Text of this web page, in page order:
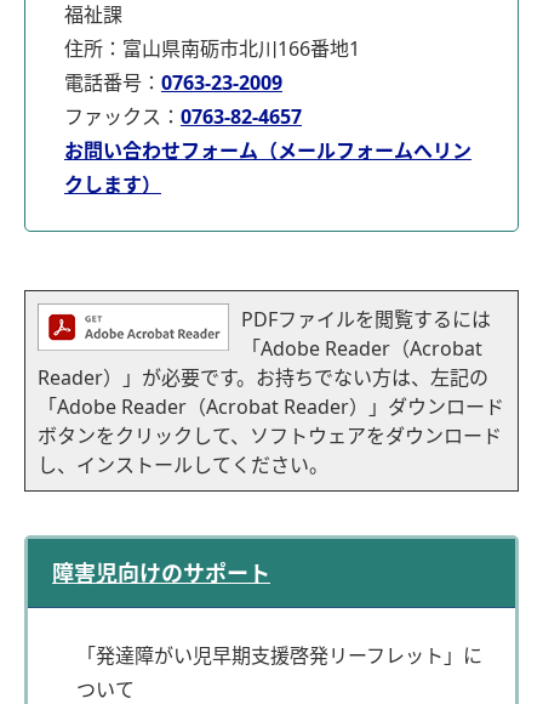
福祉課
住所：富山県南砺市北川166番地1
電話番号： 0763-23-2009
ファックス： 0763-82-4657
お問い合わせフォーム（メールフォームへリン
クします）
PDFファイルを閲覧するには
「Adobe Reader（Acrobat
Reader）」が必要です。お持ちでない方は、左記の
「Adobe Reader（Acrobat Reader）」ダウンロード
ボタンをクリックして、ソフトウェアをダウンロード
し、インストールしてください。
障害児向けのサポート
「発達障がい児早期支援啓発リーフレット」に
ついて